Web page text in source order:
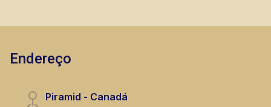
Endereço
Piramid - Canadá